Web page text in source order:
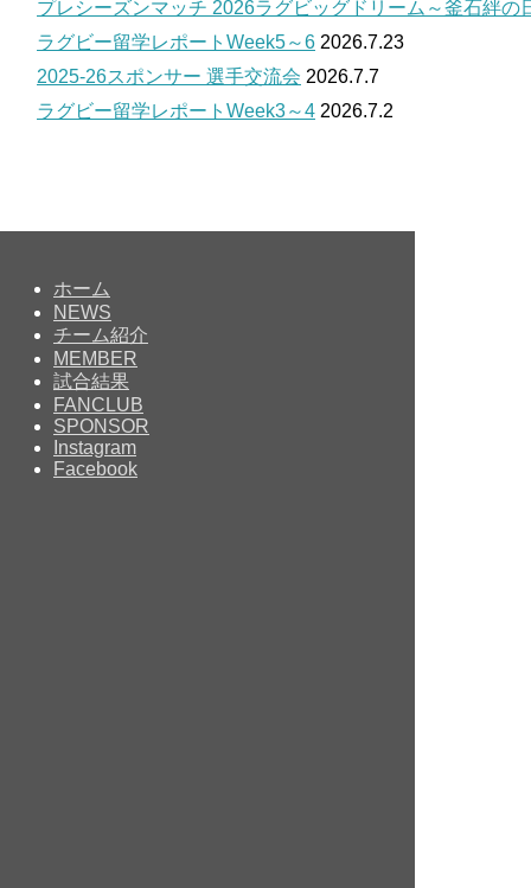
プレシーズンマッチ 2026ラグビッグドリーム～釜石絆の
ラグビー留学レポートWeek5～6 2026.7.23
2025-26スポンサー 選手交流会 2026.7.7
ラグビー留学レポートWeek3～4 2026.7.2
ホーム
NEWS
チーム紹介
MEMBER
試合結果
FANCLUB
SPONSOR
Instagram
Facebook